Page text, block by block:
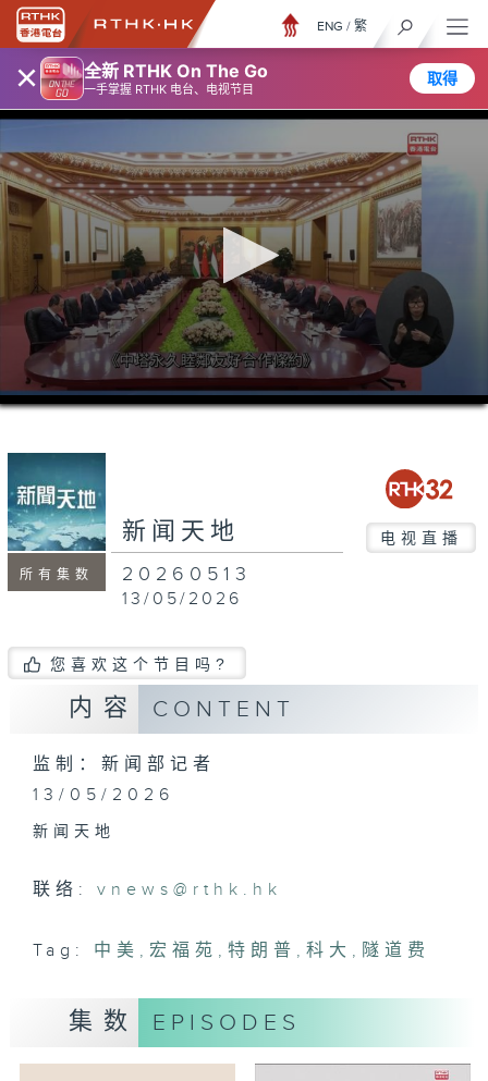
× 全新 RTHK On The Go
一手掌握 RTHK 电台、电视节目
取得
ENG / 繁
0
seconds
minutes,
seconds
所有集数
新闻天地 电视直播
20260513
13/05/2026
您喜欢这个节目吗?
内容 CONTENT
监制：新闻部记者
13/05/2026
新闻天地
联络:vnews@rthk.hk
Tag: 中美 , 宏福苑 ,特朗普 ,科大 , 隧道费
集数 EPISODES